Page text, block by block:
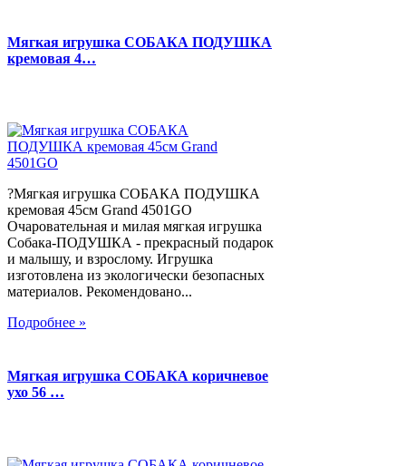
Мягкая игрушка СОБАКА ПОДУШКА
кремовая 4…
?Мягкая игрушка СОБАКА ПОДУШКА
кремовая 45см Grand 4501GO
Очаровательная и милая мягкая игрушка
Собака-ПОДУШКА - прекрасный подарок
и малышу, и взрослому. Игрушка
изготовлена из экологически безопасных
материалов. Рекомендовано...
Подробнее »
Мягкая игрушка СОБАКА коричневое
ухо 56 …